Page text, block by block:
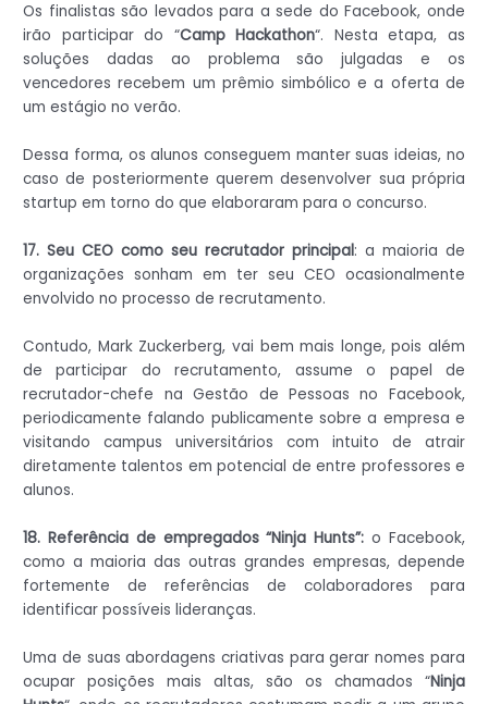
Os finalistas são levados para a sede do Facebook, onde
irão participar do “Camp Hackathon“. Nesta etapa, as
soluções dadas ao problema são julgadas e os
vencedores recebem um prêmio simbólico e a oferta de
um estágio no verão.
Dessa forma, os alunos conseguem manter suas ideias, no
caso de posteriormente querem desenvolver sua própria
startup em torno do que elaboraram para o concurso.
17. Seu CEO como seu recrutador principal: a maioria de
organizações sonham em ter seu CEO ocasionalmente
envolvido no processo de recrutamento.
Contudo, Mark Zuckerberg, vai bem mais longe, pois além
de participar do recrutamento, assume o papel de
recrutador-chefe na Gestão de Pessoas no Facebook,
periodicamente falando publicamente sobre a empresa e
visitando campus universitários com intuito de atrair
diretamente talentos em potencial de entre professores e
alunos.
18. Referência de empregados “Ninja Hunts”: o Facebook,
como a maioria das outras grandes empresas, depende
fortemente de referências de colaboradores para
identificar possíveis lideranças.
Uma de suas abordagens criativas para gerar nomes para
ocupar posições mais altas, são os chamados “Ninja